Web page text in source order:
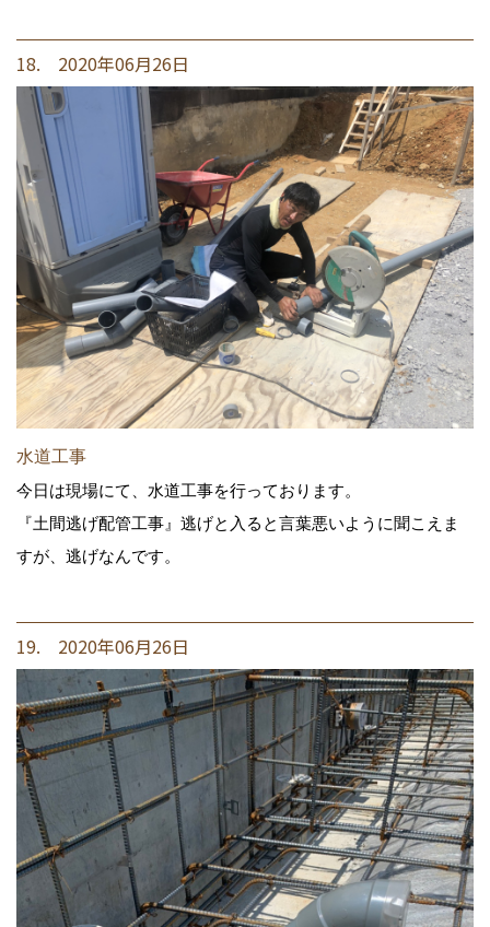
18. 2020年06月26日
水道工事
今日は現場にて、水道工事を行っております。
『土間逃げ配管工事』逃げと入ると言葉悪いように聞こえま
すが、逃げなんです。
19. 2020年06月26日